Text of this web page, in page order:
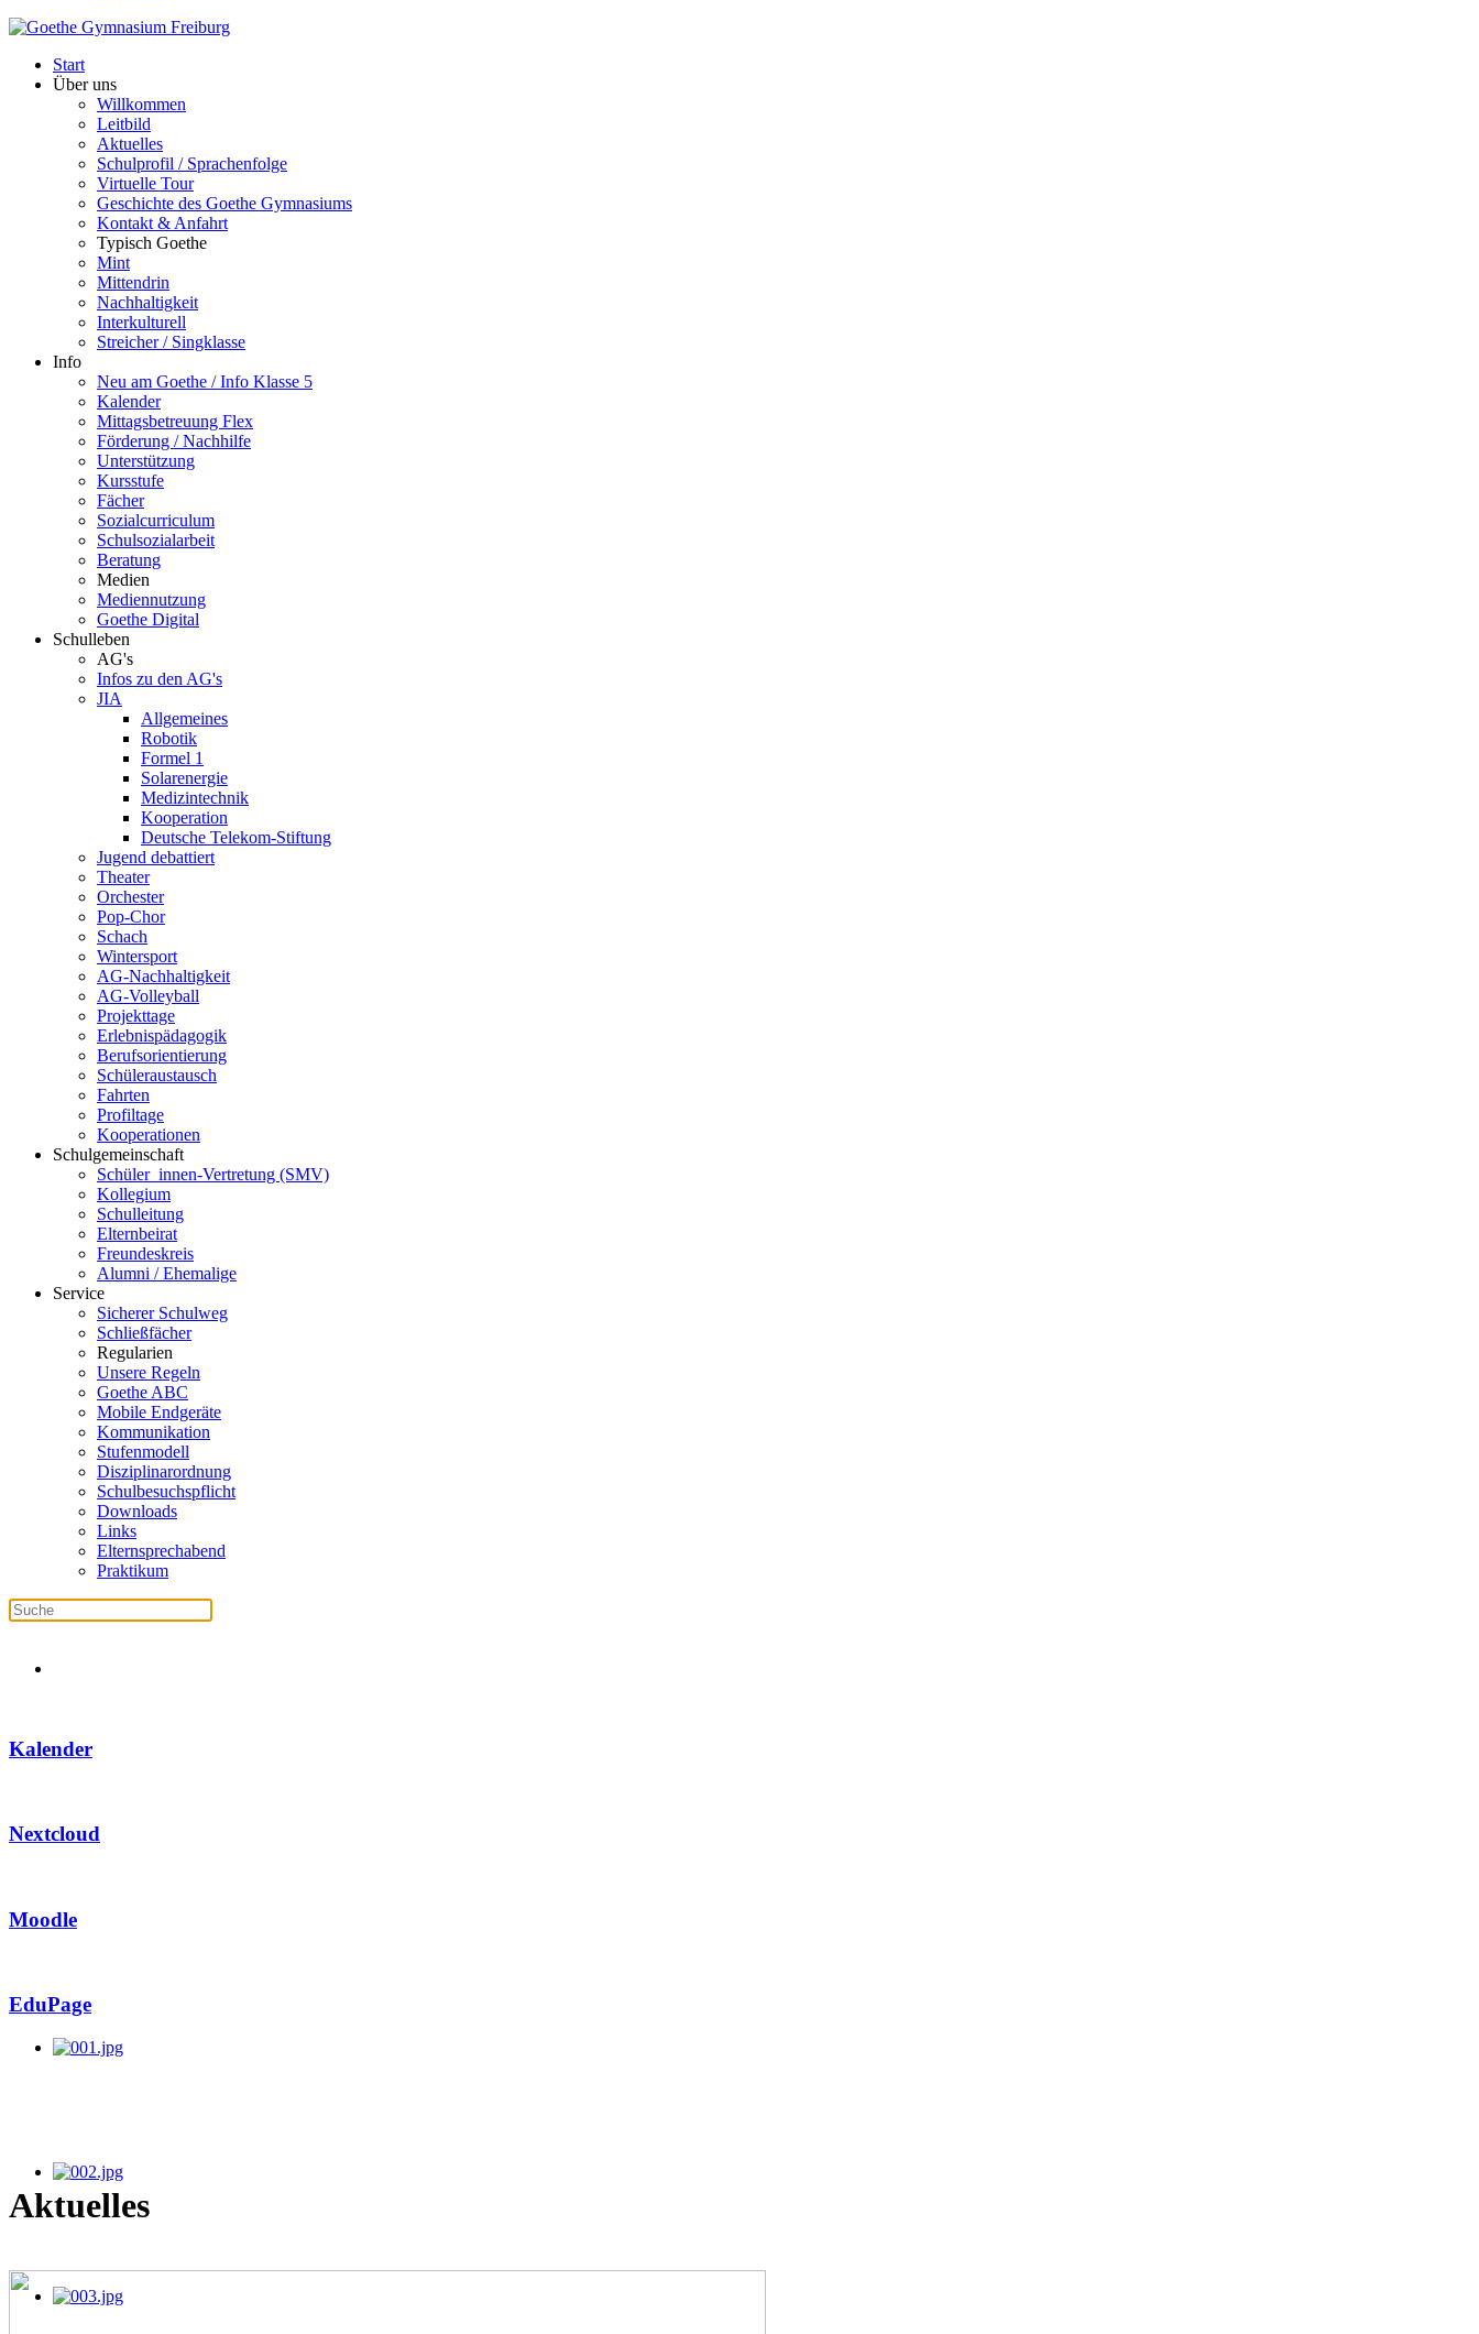
Start
Über uns
Willkommen
Leitbild
Aktuelles
Schulprofil / Sprachenfolge
Virtuelle Tour
Geschichte des Goethe Gymnasiums
Kontakt & Anfahrt
Typisch Goethe
Mint
Mittendrin
Nachhaltigkeit
Interkulturell
Streicher / Singklasse
Info
Neu am Goethe / Info Klasse 5
Kalender
Mittagsbetreuung Flex
Förderung / Nachhilfe
Unterstützung
Kursstufe
Fächer
Sozialcurriculum
Schulsozialarbeit
Beratung
Medien
Mediennutzung
Goethe Digital
Schulleben
AG's
Infos zu den AG's
JIA
Allgemeines
Robotik
Formel 1
Solarenergie
Medizintechnik
Kooperation
Deutsche Telekom-Stiftung
Jugend debattiert
Theater
Orchester
Pop-Chor
Schach
Wintersport
AG-Nachhaltigkeit
AG-Volleyball
Projekttage
Erlebnispädagogik
Berufsorientierung
Schüleraustausch
Fahrten
Profiltage
Kooperationen
Schulgemeinschaft
Schüler_innen-Vertretung (SMV)
Kollegium
Schulleitung
Elternbeirat
Freundeskreis
Alumni / Ehemalige
Service
Sicherer Schulweg
Schließfächer
Regularien
Unsere Regeln
Goethe ABC
Mobile Endgeräte
Kommunikation
Stufenmodell
Disziplinarordnung
Schulbesuchspflicht
Downloads
Links
Elternsprechabend
Praktikum
Kalender
Nextcloud
Moodle
EduPage
Aktuelles